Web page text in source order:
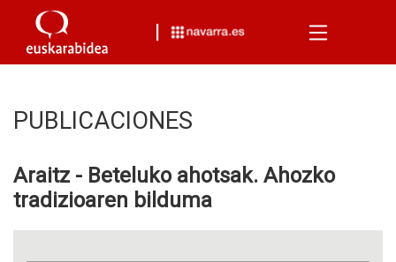
Menu
PUBLICACIONES
Araitz - Beteluko ahotsak. Ahozko
tradizioaren bilduma